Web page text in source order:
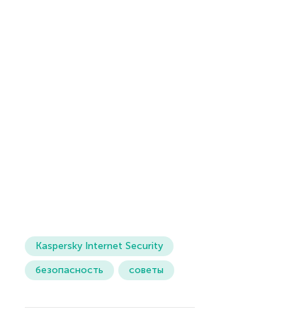
Kaspersky Internet Security
безопасность
советы